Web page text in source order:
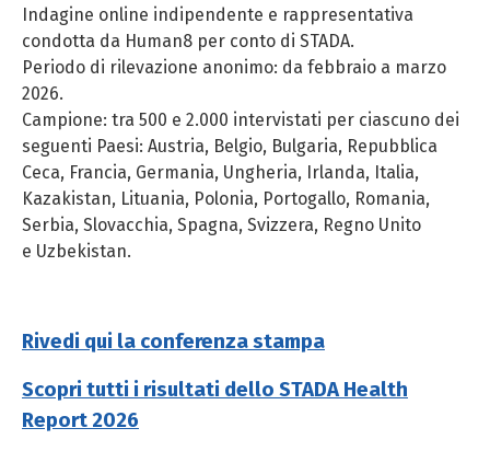
Indagine online indipendente e rappresentativa
condotta da Human8 per conto di STADA.
Periodo di rilevazione anonimo: da febbraio a marzo
2026.
Campione: tra 500 e 2.000 intervistati per ciascuno dei
seguenti Paesi: Austria, Belgio, Bulgaria, Repubblica
Ceca, Francia, Germania, Ungheria, Irlanda, Italia,
Kazakistan, Lituania, Polonia, Portogallo, Romania,
Serbia, Slovacchia, Spagna, Svizzera, Regno Unito
e Uzbekistan.
Rivedi qui la conferenza stampa
Scopri tutti i risultati dello STADA Health
Report 2026